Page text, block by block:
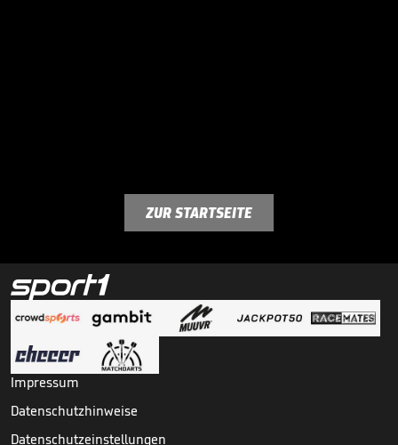
ZUR STARTSEITE
Impressum
Datenschutzhinweise
Datenschutzeinstellungen